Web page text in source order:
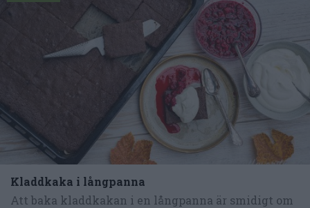
Kladdkaka i långpanna
Att baka kladdkakan i en långpanna är smidigt om